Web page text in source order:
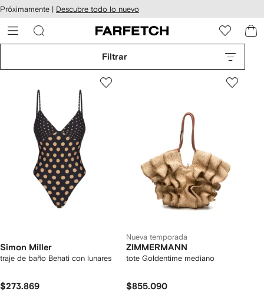
al
Próximamente | Descubre todo lo nuevo
Filtrar
Simon Miller
traje de baño Behati con lunares
$273.869
Nueva temporada
ZIMMERMANN
tote Goldentime mediano
$855.090